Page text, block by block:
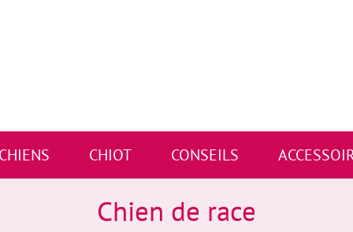
CHIOT CONSEILS
Chien de race